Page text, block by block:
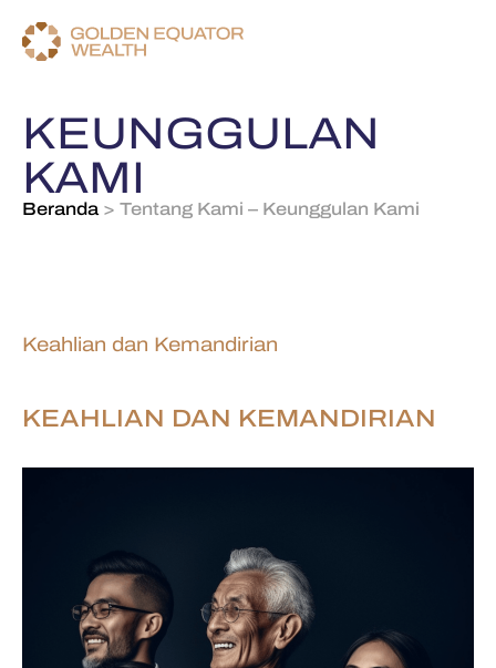
KEUNGGULAN
KAMI
Beranda > Tentang Kami – Keunggulan Kami
Keahlian dan Kemandirian
KEAHLIAN DAN KEMANDIRIAN